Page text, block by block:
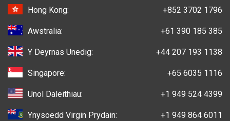
Hong Kong:
+852 3702 1796
Awstralia: +61 390 185 385
Y Deyrnas Unedig: +44 207 193 1138
Singapore: +65 6035 1116
Unol Daleithiau: +1 949 524 4399
Ynysoedd Virgin Prydain: +1 949 864 6011